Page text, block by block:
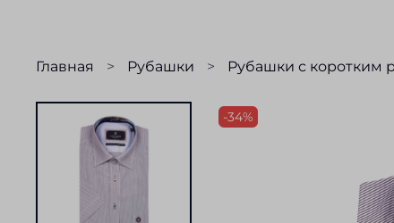
Главная Рубашки Рубашки с коротким
-34%